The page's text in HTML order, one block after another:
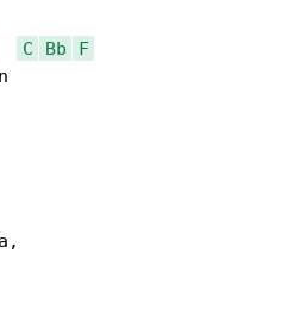
C Bb
F